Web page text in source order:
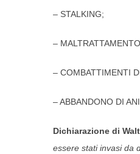
– STALKING;
–
– COMBATTIMENTI
–
Dichiarazione di
essere stati invasi da